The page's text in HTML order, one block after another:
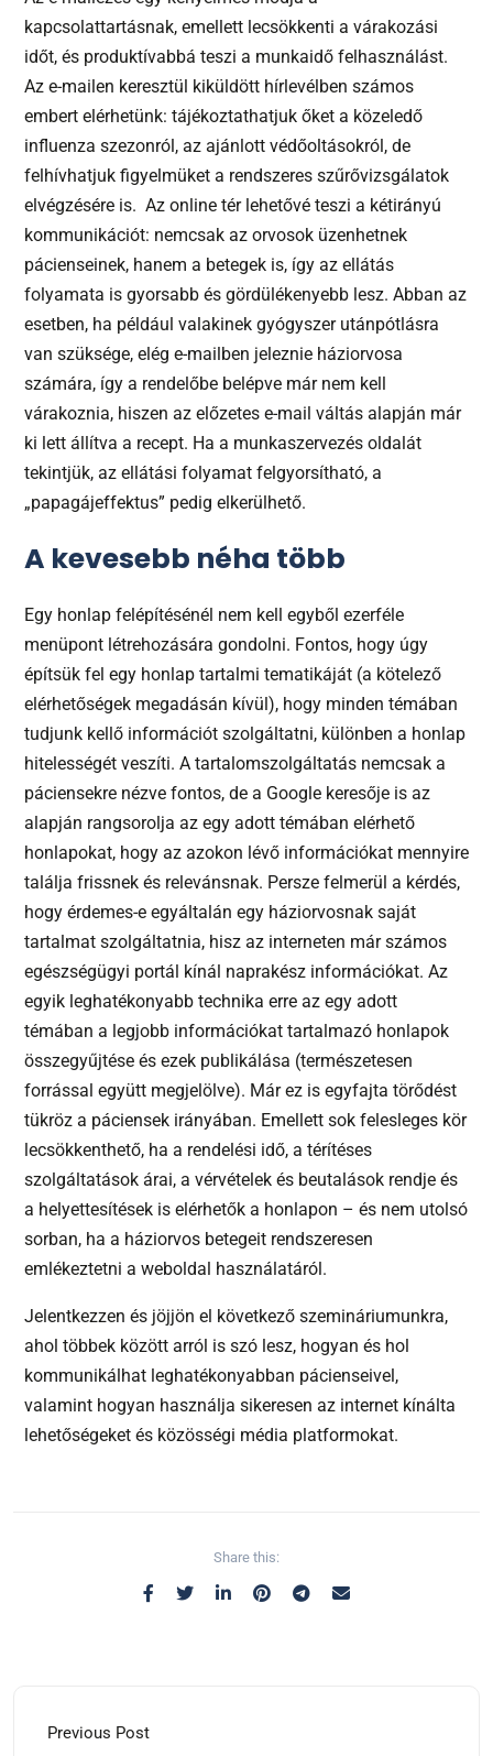
kapcsolattartásnak, emellett lecsökkenti a várakozási
időt, és produktívabbá teszi a munkaidő felhasználást.
Az e-mailen keresztül kiküldött hírlevélben számos
embert elérhetünk: tájékoztathatjuk őket a közeledő
influenza szezonról, az ajánlott védőoltásokról, de
felhívhatjuk figyelmüket a rendszeres szűrővizsgálatok
elvégzésére is. Az online tér lehetővé teszi a kétirányú
kommunikációt: nemcsak az orvosok üzenhetnek
pácienseinek, hanem a betegek is, így az ellátás
folyamata is gyorsabb és gördülékenyebb lesz. Abban az
esetben, ha például valakinek gyógyszer utánpótlásra
van szüksége, elég e-mailben jeleznie háziorvosa
számára, így a rendelőbe belépve már nem kell
várakoznia, hiszen az előzetes e-mail váltás alapján már
ki lett állítva a recept. Ha a munkaszervezés oldalát
tekintjük, az ellátási folyamat felgyorsítható, a
„papagájeffektus” pedig elkerülhető.
A kevesebb néha több
Egy honlap felépítésénél nem kell egyből ezerféle
menüpont létrehozására gondolni. Fontos, hogy úgy
építsük fel egy honlap tartalmi tematikáját (a kötelező
elérhetőségek megadásán kívül), hogy minden témában
tudjunk kellő információt szolgáltatni, különben a honlap
hitelességét veszíti. A tartalomszolgáltatás nemcsak a
páciensekre nézve fontos, de a Google keresője is az
alapján rangsorolja az egy adott témában elérhető
honlapokat, hogy az azokon lévő információkat mennyire
találja frissnek és relevánsnak. Persze felmerül a kérdés,
hogy érdemes-e egyáltalán egy háziorvosnak saját
tartalmat szolgáltatnia, hisz az interneten már számos
egészségügyi portál kínál naprakész információkat. Az
egyik leghatékonyabb technika erre az egy adott
témában a legjobb információkat tartalmazó honlapok
összegyűjtése és ezek publikálása (természetesen
forrással együtt megjelölve). Már ez is egyfajta törődést
tükröz a páciensek irányában. Emellett sok felesleges kör
lecsökkenthető, ha a rendelési idő, a térítéses
szolgáltatások árai, a vérvételek és beutalások rendje és
a helyettesítések is elérhetők a honlapon – és nem utolsó
sorban, ha a háziorvos betegeit rendszeresen
emlékeztetni a weboldal használatáról.
Jelentkezzen és jöjjön el következő szemináriumunkra,
ahol többek között arról is szó lesz, hogyan és hol
kommunikálhat leghatékonyabban pácienseivel,
valamint hogyan használja sikeresen az internet kínálta
lehetőségeket és közösségi média platformokat.
Share this:
Previous Post